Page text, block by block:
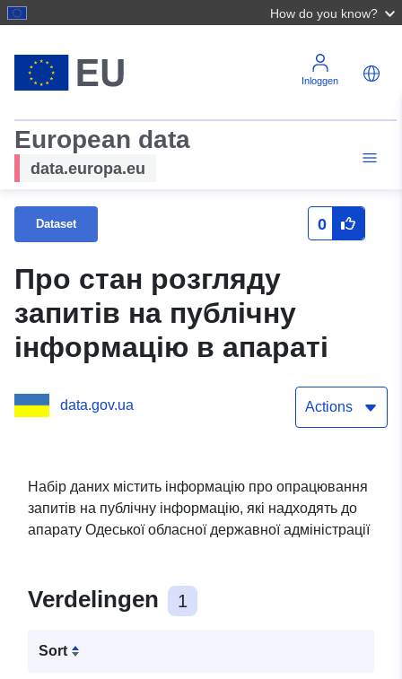
How do you know?
Inloggen
European data
data.europa.eu
Dataset 0
Про стан розгляду
запитів на публічну
інформацію в апараті
data.gov.ua Actions
Набір даних містить інформацію про опрацювання
запитів на публічну інформацію, які надходять до
апарату Одеської обласної державної адміністрації
Verdelingen 1
Sort